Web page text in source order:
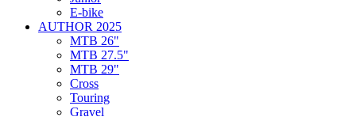
E-bike
AUTHOR 2025
MTB 26"
MTB 27.5"
MTB 29"
Cross
Touring
Gravel